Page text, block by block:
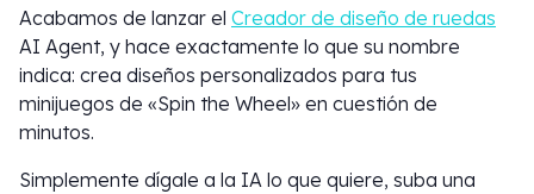
Acabamos de lanzar el Creador de diseño de ruedas
AI Agent, y hace exactamente lo que su nombre
indica: crea diseños personalizados para tus
minijuegos de «Spin the Wheel» en cuestión de
minutos.
Simplemente dígale a la IA lo que quiere, suba una